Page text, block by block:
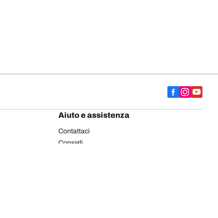
Aiuto e assistenza
Contattaci
Consigli